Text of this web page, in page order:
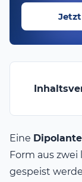
Eine
Form aus
gespeist